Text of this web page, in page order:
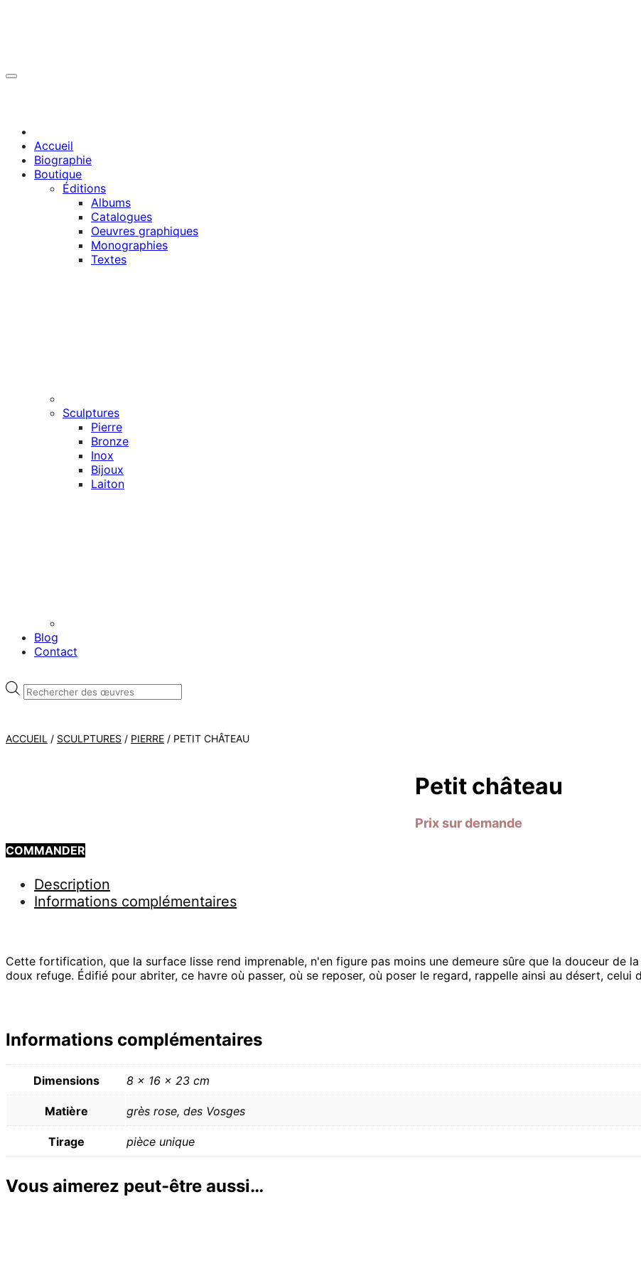
Accueil
Biographie
Boutique
Éditions
Albums
Catalogues
Oeuvres graphiques
Monographies
Textes
Sculptures
Pierre
Bronze
Inox
Bijoux
Laiton
Blog
Contact
Recherche
de
ACCUEIL / SCULPTURES / PIERRE / PETIT CHÂTEAU
Petit château
Prix sur demande
COMMANDER
Description
Informations complémentaires
Cette fortification, que la surface lisse rend imprenable, n'en figure pas moins une demeure sûre que la douceur de
doux refuge. Édifié pour abriter, ce havre où passer, où se reposer, où poser le regard, rappelle ainsi au désert, celui
Informations complémentaires
Dimensions 8 × 16 × 23 cm
Matière grès rose, des Vosges
Tirage pièce unique
Vous aimerez peut-être aussi…